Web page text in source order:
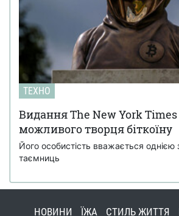
ТЕХНО
Видання The New York
можливого творця біткоїну
Його особистість вважається однією
таємниць
НОВИНИ ЇЖА СТИЛЬ ЖИТТЯ